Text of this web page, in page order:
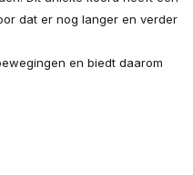
dat er nog langer en verder
en biedt daarom